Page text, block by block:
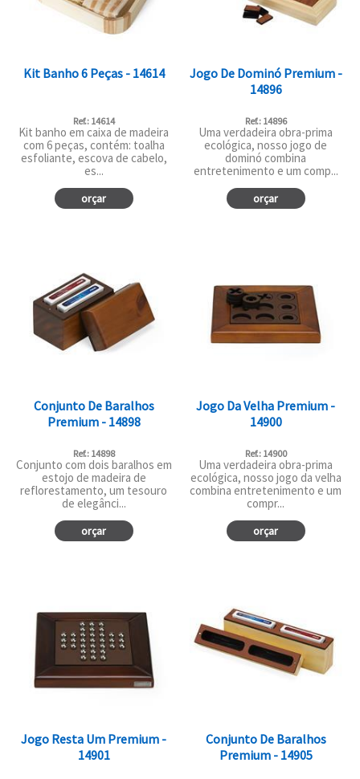
Kit Banho 6 Peças - 14614
Ref.: 14614
Kit banho em caixa de madeira
com 6 peças, contém: toalha
esfoliante, escova de cabelo,
es...
orçar
Jogo De Dominó Premium -
14896
Ref.: 14896
Uma verdadeira obra-prima
ecológica, nosso jogo de
dominó combina
entretenimento e um comp...
orçar
Conjunto De Baralhos
Premium - 14898
Ref.: 14898
Conjunto com dois baralhos em
estojo de madeira de
reflorestamento, um tesouro
de elegânci...
orçar
Jogo Da Velha Premium -
14900
Ref.: 14900
Uma verdadeira obra-prima
ecológica, nosso jogo da velha
combina entretenimento e um
compr...
orçar
Jogo Resta Um Premium -
14901
Conjunto De Baralhos
Premium - 14905